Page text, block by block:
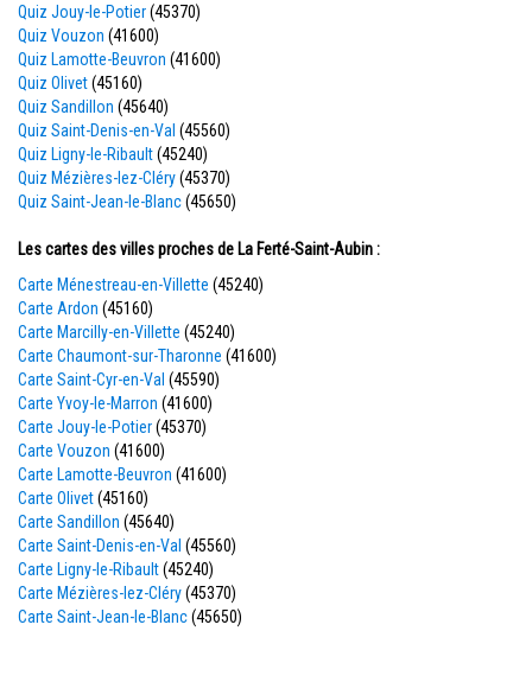
Quiz Jouy-le-Potier(45370)
Quiz Vouzon (41600)
Quiz Lamotte-Beuvron (41600)
Quiz Olivet(45160)
Quiz Sandillon (45640)
Quiz Saint-Denis-en-Val (45560)
Quiz Ligny-le-Ribault(45240)
Quiz Mézières-lez-Cléry(45370)
Quiz Saint-Jean-le-Blanc(45650)
Les cartes des villes proches de La Ferté-Saint-Aubin :
Carte Ménestreau-en-Villette (45240)
Carte Ardon (45160)
Carte Marcilly-en-Villette (45240)
Carte Chaumont-sur-Tharonne (41600)
Carte Saint-Cyr-en-Val (45590)
Carte Yvoy-le-Marron (41600)
Carte Jouy-le-Potier(45370)
Carte Vouzon (41600)
Carte Lamotte-Beuvron (41600)
Carte Olivet(45160)
Carte Sandillon (45640)
Carte Saint-Denis-en-Val (45560)
Carte Ligny-le-Ribault(45240)
Carte Mézières-lez-Cléry(45370)
Carte Saint-Jean-le-Blanc(45650)